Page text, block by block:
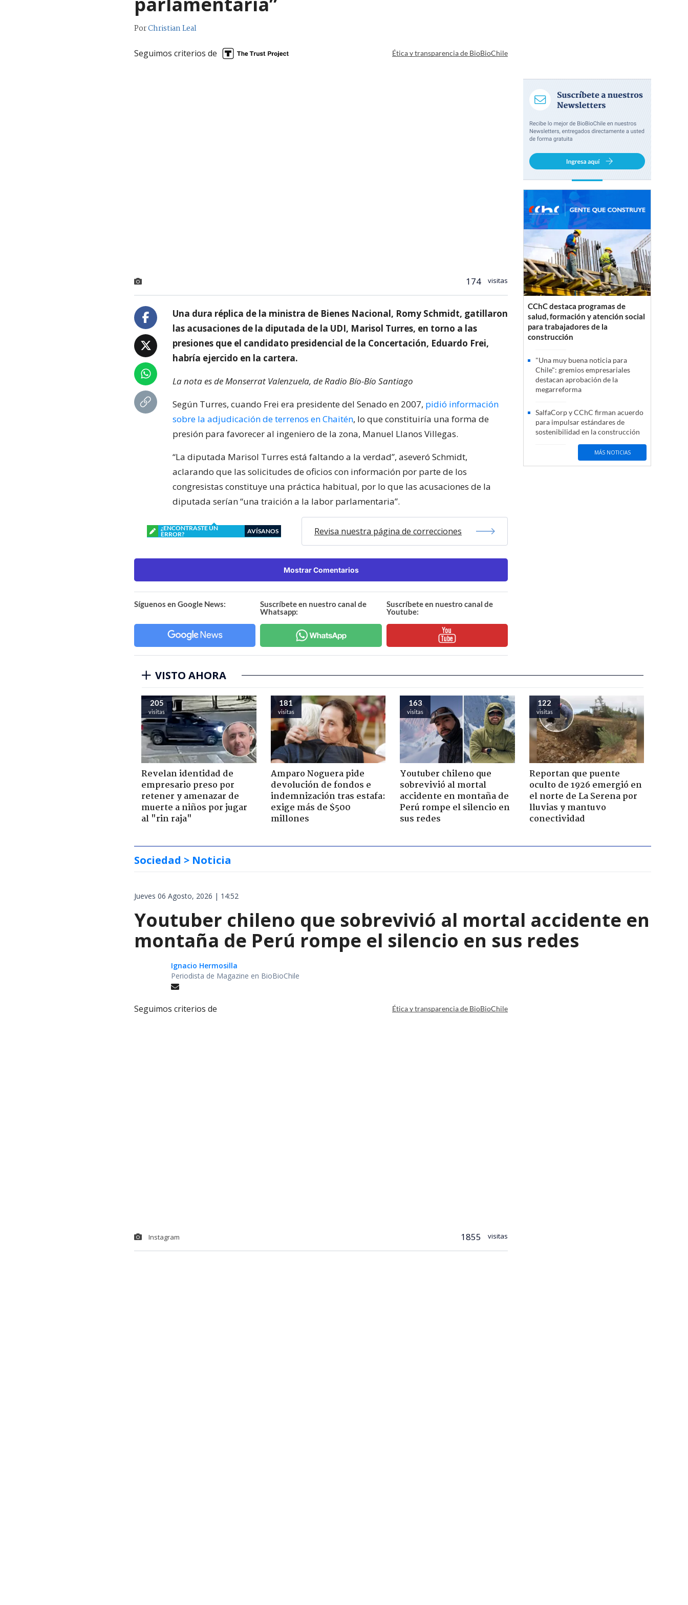
PorChristian Leal
Seguimos criterios de Ética y transparencia de BioBioChile
174 visitas
Una dura réplica de la ministra de Bienes Nacional, Romy Schmidt, gatillaron
las acusaciones de la diputada de la UDI, Marisol Turres, en torno a las
presiones que el candidato presidencial de la Concertación, Eduardo Frei,
habría ejercido en la cartera.
La nota es de Monserrat Valenzuela, de Radio Bío-Bío Santiago
Según Turres, cuando Frei era presidente del Senado en 2007, pidió información
sobre la adjudicación de terrenos en Chaitén, lo que constituiría una forma de
presión para favorecer al ingeniero de la zona, Manuel Llanos Villegas.
“La diputada Marisol Turres está faltando a la verdad”, aseveró Schmidt,
aclarando que las solicitudes de oficios con información por parte de los
congresistas constituye una práctica habitual, por lo que las acusaciones de la
diputada serían “una traición a la labor parlamentaria”.
¿ENCONTRASTE UN
ERROR?
AVÍSANOS Revisa nuestra página de correcciones
Mostrar Comentarios
Síguenos en Google News:
Suscríbete en nuestro canal de
Whatsapp:
Suscríbete en nuestro canal de
Youtube:
CChC destaca programas de
salud, formación y atención social
para trabajadores de la
construcción
"Una muy buena noticia para
Chile": gremios empresariales
destacan aprobación de la
megarreforma
SalfaCorp y CChC firman acuerdo
para impulsar estándares de
sostenibilidad en la construcción
MÁS NOTICIAS
VISTO AHORA
205
visitas
Revelan identidad de
empresario preso por
retener y amenazar de
muerte a niños por jugar
al "rin raja"
181
visitas
Amparo Noguera pide
devolución de fondos e
indemnización tras estafa:
exige más de $500
millones
163
visitas
Youtuber chileno que
sobrevivió al mortal
accidente en montaña de
Perú rompe el silencio en
sus redes
122
visitas
Reportan que puente
oculto de 1926 emergió en
el norte de La Serena por
lluvias y mantuvo
conectividad
Sociedad > Noticia
Jueves 06 Agosto, 2026 | 14:52
Youtuber chileno que sobrevivió al mortal accidente en
montaña de Perú rompe el silencio en sus redes
Ignacio Hermosilla
Periodista de Magazine en BioBioChile
Seguimos criterios de Ética y transparencia de BioBioChile
Instagram 1855 visitas